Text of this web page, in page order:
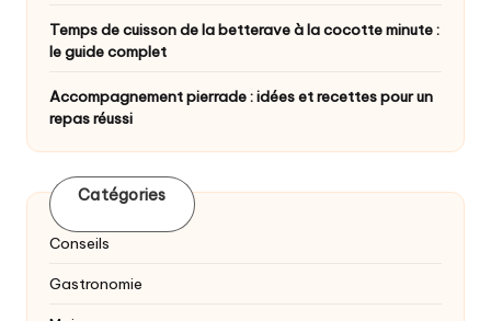
Temps de cuisson de la betterave à la cocotte minute :
le guide complet
Accompagnement pierrade : idées et recettes pour un
repas réussi
Catégories
Conseils
Gastronomie